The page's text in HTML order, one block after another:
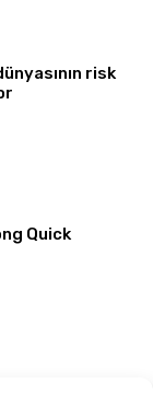
risk
Quick